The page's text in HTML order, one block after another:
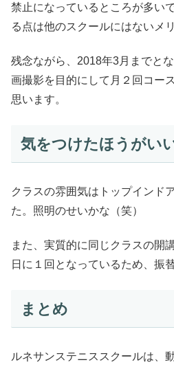
禁止になっているところが多い
る点は他のスクールにはないメ
残念ながら、2018年3月までと
画撮影を目的にして月２回コー
思います。
気をつけたほうがい
クラスの雰囲気はトップインド
た。照明のせいかな（笑）
また、実質的に同じクラスの開
日に１回となっているため、振
まとめ
ルネサンステニススクールは、